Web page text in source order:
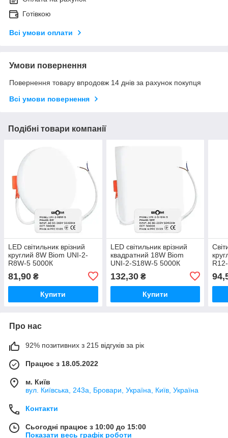
Готівкою
Всі умови оплати
Умови повернення
Повернення товару впродовж 14 днів за рахунок покупця
Всі умови повернення
Подібні товари компанії
LED світильник врізний
круглий 8W Biom UNI-2-
R8W-5 5000К
81,90 ₴
Купити
LED світильник врізний
квадратний 18W Biom
UNI-2-S18W-5 5000К
132,30₴
Купити
Про нас
92% позитивних з 215 відгуків за рік
Працює з 18.05.2022
м. Київ
вул. Київська, 243а, Бровари, Україна, Київ, Україна
Контакти
Сьогодні працює з 10:00 до 15:00
Показати весь графік роботи